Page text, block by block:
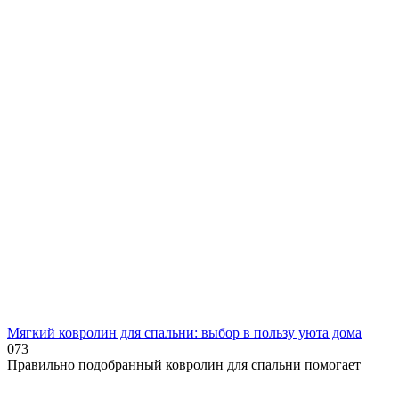
Мягкий ковролин для спальни: выбор в пользу уюта дома
073
Правильно подобранный ковролин для спальни помогает